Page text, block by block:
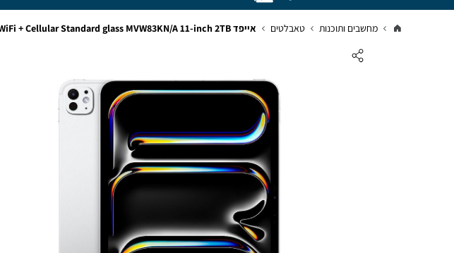
מחשבים ותוכנות טאבלטים אייפד Apple iPad Pro (M4) WiFi + Cellular Standard glass MVW83KN/A 11-inch 2TB בצבע Silver - יבואן רשמי